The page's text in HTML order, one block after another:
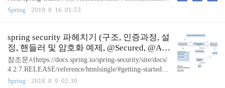
eactive stream의 구현체 비동기 / 논블로킹 스트림 처
리를 위한 스펙명세 https..
tps://d2.naver.com/helloworld/1336먼저 웹소켓 이전부
웹 서버는 http request - response 방식으로 동작한다.
그런데 서버에서 일방적으로 클라이언트에게 (요청
을 안했는데도) 응답을 내려줘야하는 경우도 있을 수
있다. 바로 채팅이나 알림같은 경우이다. 메세지가
왔거나, 친구신청이 왔다거나 하는 경우들이다. 이런
경우들에 기존의 req - res 방식은 자연스럽지 못했는
Spring 2018. 8. 16. 01:53
spring security 파헤치기 (구조, 인증과정, 설
정, 핸들러 및 암호화 예제, @Secured, @Aut
henticationPrincipal, taglib)
참조문서https://docs.spring.io/spring-security/site/docs/
4.2.7.RELEASE/reference/htmlsingle/#getting-startedhtt
p://springsource.tistory.com/80https://okky.kr/article/382
Spring 2018. 8. 9. 02:39